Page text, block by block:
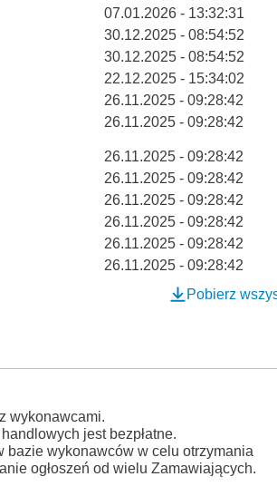
07.01.2026 - 13:32:31
30.12.2025 - 08:54:52
30.12.2025 - 08:54:52
22.12.2025 - 15:34:02
26.11.2025 - 09:28:42
26.11.2025 - 09:28:42
26.11.2025 - 09:28:42
26.11.2025 - 09:28:42
26.11.2025 - 09:28:42
26.11.2025 - 09:28:42
26.11.2025 - 09:28:42
26.11.2025 - 09:28:42
Pobierz
wykonawcami.
jest bezpłatne.
bazie wykonawców w celu otrzymania
ogłoszeń od wielu Zamawiających.